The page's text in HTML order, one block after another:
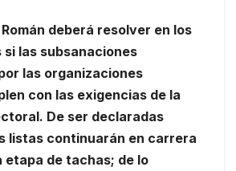
Román deberá resolver en los
si las subsanaciones
las organizaciones
con las exigencias de la
De ser declaradas
listas continuarán en carrera
etapa de tachas; de lo